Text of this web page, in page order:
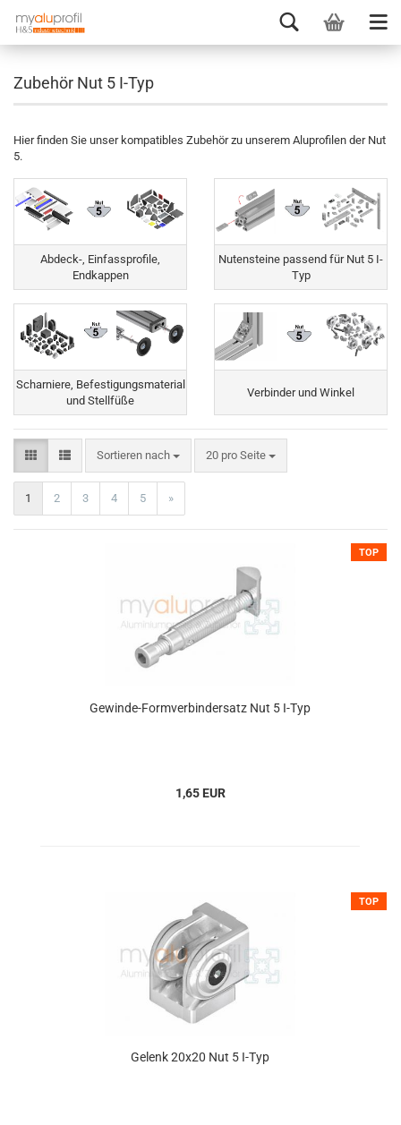
Zubehör Nut 5 I-Typ
Hier finden Sie unser kompatibles Zubehör zu unserem Aluprofilen der Nut
5.
Abdeck-, Einfassprofile,
Endkappen
Nutensteine passend für Nut 5 I-
Typ
Scharniere, Befestigungsmaterial
und Stellfüße
Verbinder und Winkel
Sortieren nach 20 pro Seite
1 2 3 4 5 »
TOP
Gewinde-Formverbindersatz Nut 5 I-Typ
1,65 EUR
TOP
Gelenk 20x20 Nut 5 I-Typ